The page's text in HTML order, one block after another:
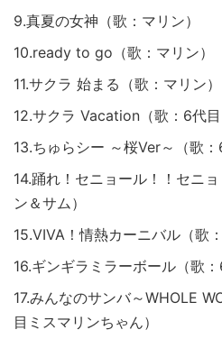
9.真夏の女神（歌：マリン）
10.ready to go（歌：マリン）
11.サクラ 始まる（歌：マリン）
12.サクラ Vacation（歌：6代目
13.ちゅらシー ～桜Ver～（歌：
14.踊れ！セニョール！！セニ
ン＆サム）
15.VIVA！情熱カーニバル（歌
16.ギンギラミラーボール（歌
17.みんなのサンバ～WHOLE
目ミスマリンちゃん）